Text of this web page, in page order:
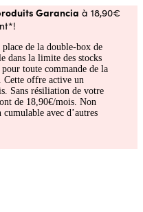
Garancia à 18,90€
de la double-box de
dans la limite des stocks
toute commande de la
offre active un
Sans résiliation de votre
de 18,90€/mois. Non
avec d’autres